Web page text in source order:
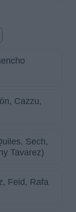
Cazzu,
Sech,
Tavarez)
Feid, Rafa